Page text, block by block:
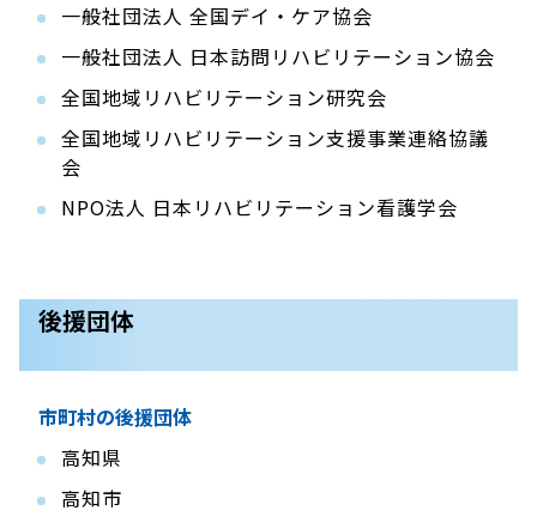
一般社団法人 全国デイ・ケア協会
一般社団法人 日本訪問リハビリテーション協会
全国地域リハビリテーション研究会
全国地域リハビリテーション支援事業連絡協議
会
NPO法人 日本リハビリテーション看護学会
後援団体
市町村の後援団体
高知県
高知市